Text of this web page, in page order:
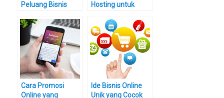
Peluang Bisnis
Gurih dari Adsense
Hosting untuk
yang Terpercaya
tanpa Ragu
Cara Promosi
Online yang
Ide Bisnis Online
Unik yang Cocok